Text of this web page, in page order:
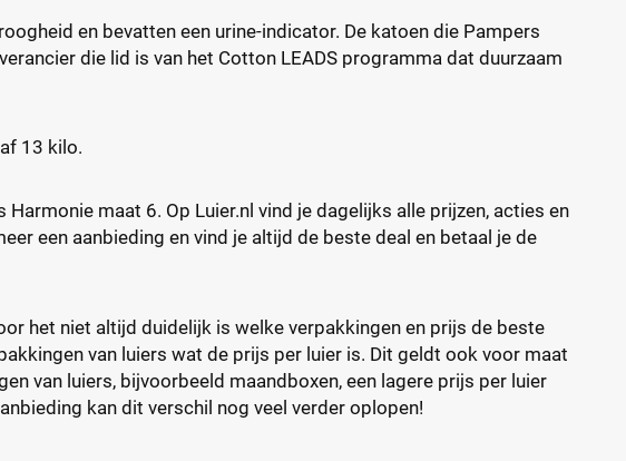
en bevatten een urine-indicator. De katoen die Pampers
die lid is van het Cotton LEADS programma dat duurzaam
13 kilo.
maat 6. Op Luier.nl vind je dagelijks alle prijzen, acties en
een aanbieding en vind je altijd de beste deal en betaal je de
het niet altijd duidelijk is welke verpakkingen en prijs de beste
van luiers wat de prijs per luier is. Dit geldt ook voor maat
van luiers, bijvoorbeeld maandboxen, een lagere prijs per luier
kan dit verschil nog veel verder oplopen!